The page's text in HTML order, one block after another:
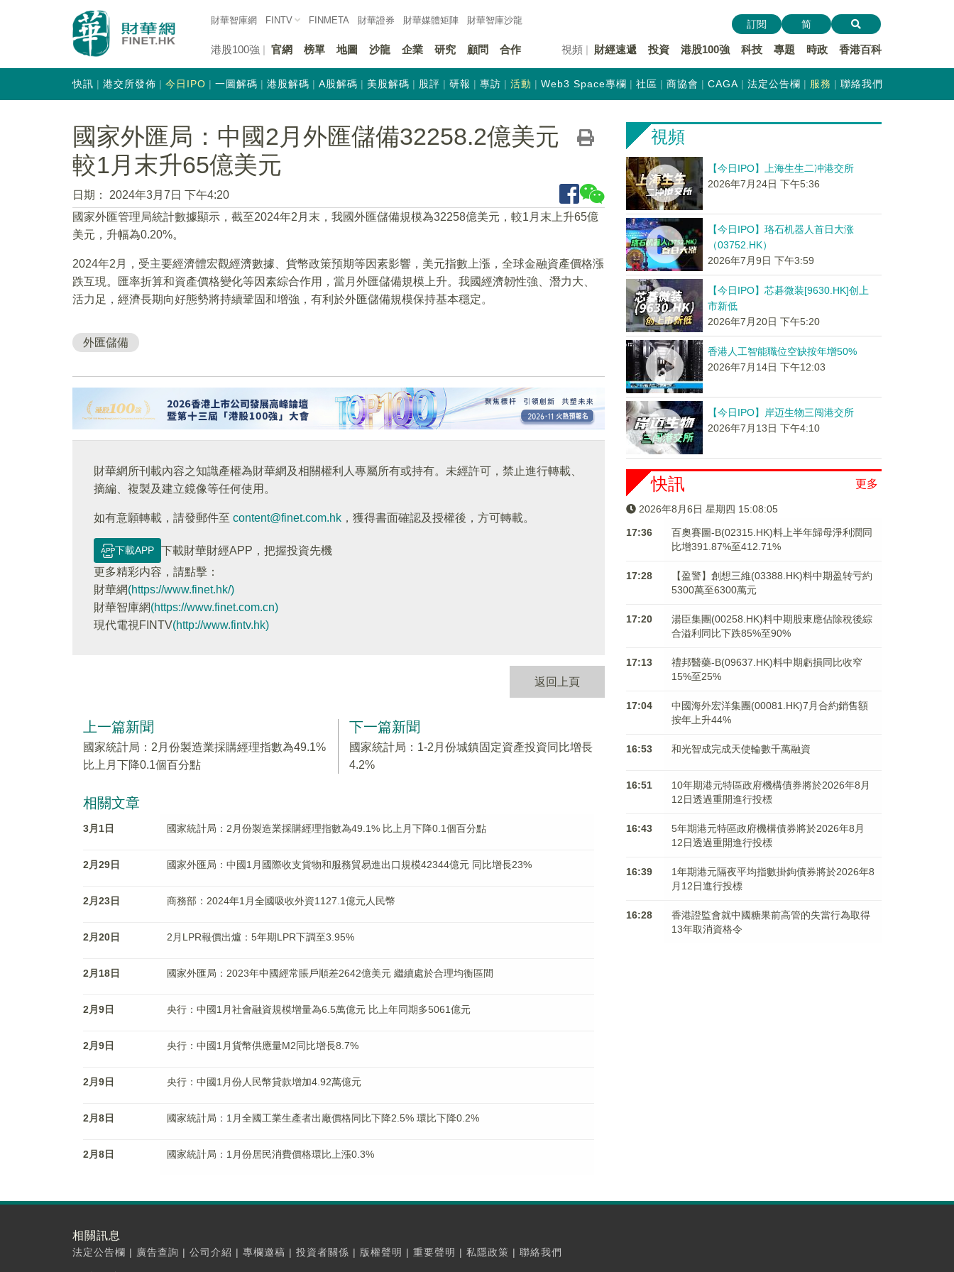
財華智庫網 FINTV FINMETA 財華證券 財華媒體矩陣 財華智庫沙龍
港股100強 官網 榜單 地圖 沙龍 企業 研究 顧問 合作 視頻 財經速遞 投資 港股100強 科技 專題 時政 香港百科
訂閱 简
快訊 港交所發佈 今日IPO 一圖解碼 港股解碼 A股解碼 美股解碼 股評 研報 專訪 活動 Web3 Space專欄 社區 商協會 CAGA 法定公告欄 服務 聯絡我們
國家外匯局：中國2月外匯儲備32258.2億美元
較1月末升65億美元
日期：
2024年3月7日 下午4:20
國家外匯管理局統計數據顯示，截至2024年2月末，我國外匯儲備規模為32258億美元，較1月末上升65億
美元，升幅為0.20%。
2024年2月，受主要經濟體宏觀經濟數據、貨幣政策預期等因素影響，美元指數上漲，全球金融資產價格漲
跌互現。匯率折算和資產價格變化等因素綜合作用，當月外匯儲備規模上升。我國經濟韌性強、潛力大、
活力足，經濟長期向好態勢將持續鞏固和增強，有利於外匯儲備規模保持基本穩定。
外匯儲備
財華網所刊載內容之知識產權為財華網及相關權利人專屬所有或持有。未經許可，禁止進行轉載、
摘編、複製及建立鏡像等任何使用。
如有意願轉載，請發郵件至 content@finet.com.hk ，獲得書面確認及授權後，方可轉載。
下載APP
下載財華財經APP，把握投資先機
更多精彩内容，請點擊：
財華網(https://www.finet.hk/)
財華智庫網(https://www.finet.com.cn)
現代電視FINTV(http://www.fintv.hk)
返回上頁
上一篇新聞
國家統計局：2月份製造業採購經理指數為49.1%
比上月下降0.1個百分點
下一篇新聞
國家統計局：1-2月份城鎮固定資產投資同比增長
4.2%
相關文章
3月1日 國家統計局：2月份製造業採購經理指數為49.1% 比上月下降0.1個百分點
2月29日 國家外匯局：中國1月國際收支貨物和服務貿易進出口規模42344億元 同比增長23%
2月23日 商務部：2024年1月全國吸收外資1127.1億元人民幣
2月20日 2月LPR報價出爐：5年期LPR下調至3.95%
2月18日 國家外匯局：2023年中國經常賬戶順差2642億美元 繼續處於合理均衡區間
2月9日 央行：中國1月社會融資規模增量為6.5萬億元 比上年同期多5061億元
2月9日 央行：中國1月貨幣供應量M2同比增長8.7%
2月9日 央行：中國1月份人民幣貸款增加4.92萬億元
2月8日 國家統計局：1月全國工業生產者出廠價格同比下降2.5% 環比下降0.2%
2月8日 國家統計局：1月份居民消費價格環比上漲0.3%
視頻
【今日IPO】上海生生二冲港交所
2026年7月24日 下午5:36
【今日IPO】珞石机器人首日大涨
（03752.HK）
2026年7月9日 下午3:59
【今日IPO】芯碁微装[9630.HK]创上
市新低
2026年7月20日 下午5:20
香港人工智能職位空缺按年增50%
2026年7月14日 下午12:03
【今日IPO】岸迈生物三闯港交所
2026年7月13日 下午4:10
更多
快訊
2026年8月6日 星期四 15:08:06
17:36
百奧賽圖-B(02315.HK)料上半年歸母淨利潤同
比增391.87%至412.71%
17:28
【盈警】創想三維(03388.HK)料中期盈转亏約
5300萬至6300萬元
17:20
湯臣集團(00258.HK)料中期股東應佔除稅後綜
合溢利同比下跌85%至90%
17:13
禮邦醫藥-B(09637.HK)料中期虧損同比收窄
15%至25%
17:04
中國海外宏洋集團(00081.HK)7月合約銷售額
按年上升44%
16:53 和光智成完成天使輪數千萬融資
16:51
10年期港元特區政府機構債券將於2026年8月
12日透過重開進行投標
16:43
5年期港元特區政府機構債券將於2026年8月
12日透過重開進行投標
16:39
1年期港元隔夜平均指數掛鉤債券將於2026年8
月12日進行投標
16:28
香港證監會就中國糖果前高管的失當行為取得
13年取消資格令
相關訊息
法定公告欄 | 廣告查詢 | 公司介紹 | 專欄邀稿 | 投資者關係 | 版權聲明 | 重要聲明 | 私隱政策 | 聯絡我們